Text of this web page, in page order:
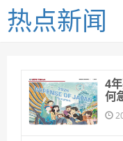
热点新闻
4
何